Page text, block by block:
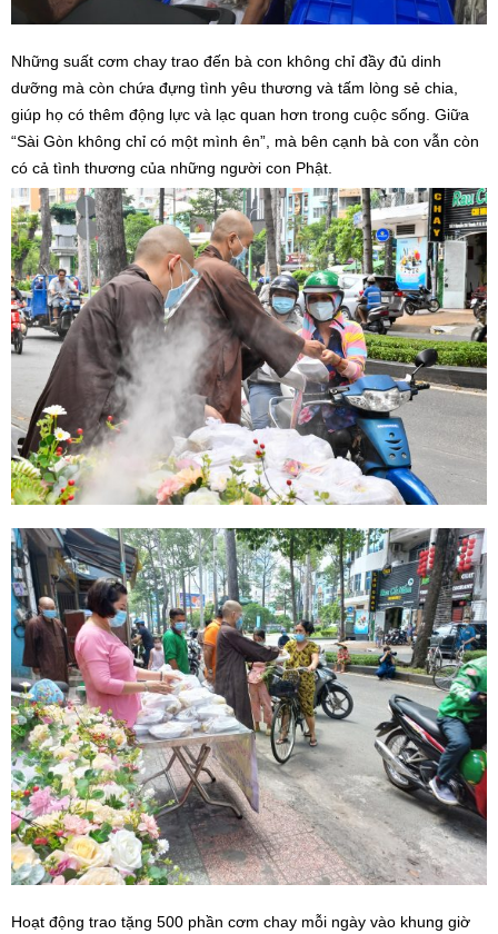
Những suất cơm chay trao đến bà con không chỉ đầy đủ dinh
dưỡng mà còn chứa đựng tình yêu thương và tấm lòng sẻ chia,
giúp họ có thêm động lực và lạc quan hơn trong cuộc sống. Giữa
“Sài Gòn không chỉ có một mình ên”, mà bên cạnh bà con vẫn còn
có cả tình thương của những người con Phật.
Hoạt động trao tặng 500 phần cơm chay mỗi ngày vào khung giờ